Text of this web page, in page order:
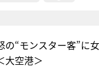
の“モンスター客”に
大空港＞